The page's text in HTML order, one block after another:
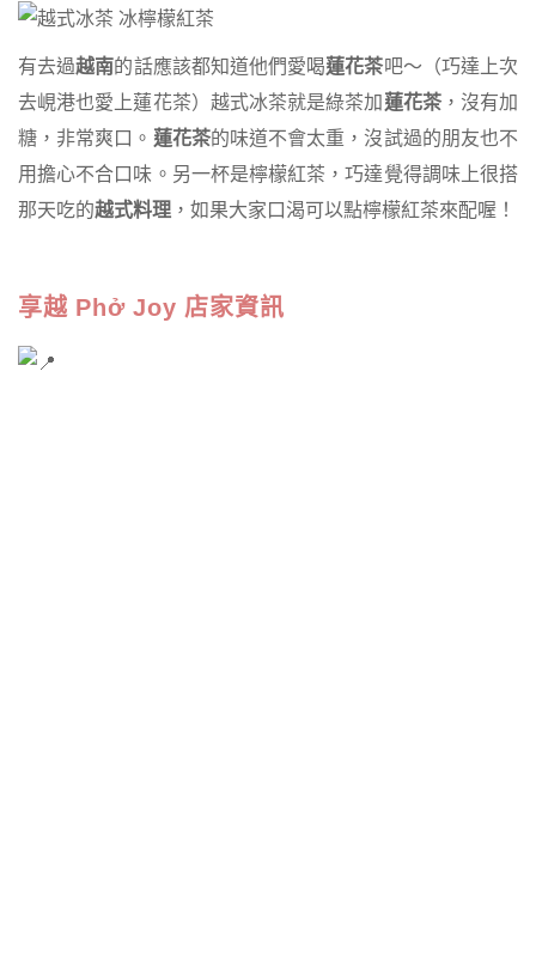
有去過越南的話應該都知道他們愛喝蓮花茶吧～（巧達上次
去峴港也愛上蓮花茶）越式冰茶就是綠茶加 蓮花茶，沒有加
糖，非常爽口。 蓮花茶的味道不會太重，沒試過的朋友也不
用擔心不合口味。另一杯是檸檬紅茶，巧達覺得調味上很搭
那天吃的越式料理 ，如果大家口渴可以點檸檬紅茶來配喔！
享越 Phở Joy 店家資訊